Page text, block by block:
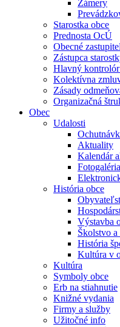
Zámery
Starostka obce
Prednosta OcÚ
Obecné
Zástupca
Hlavný
Kolektívna
Zásady
Organizačná
Obec
Udalosti
Aktuality
Kalendár
Fotogaléria
História obce
Výstavba
Školstvo
História
Kultúra v
Kultúra
Symboly obce
Erb na stiahnutie
Knižné vydania
Firmy a služby
Užitočné info